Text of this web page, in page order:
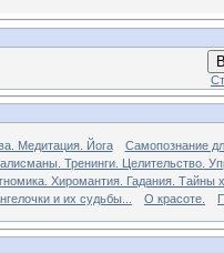
Медитация. Йога
Самопознание
Тренинги. Целительство.
Хиромантия. Гадания. Тайны
и их судьбы...
О красоте.